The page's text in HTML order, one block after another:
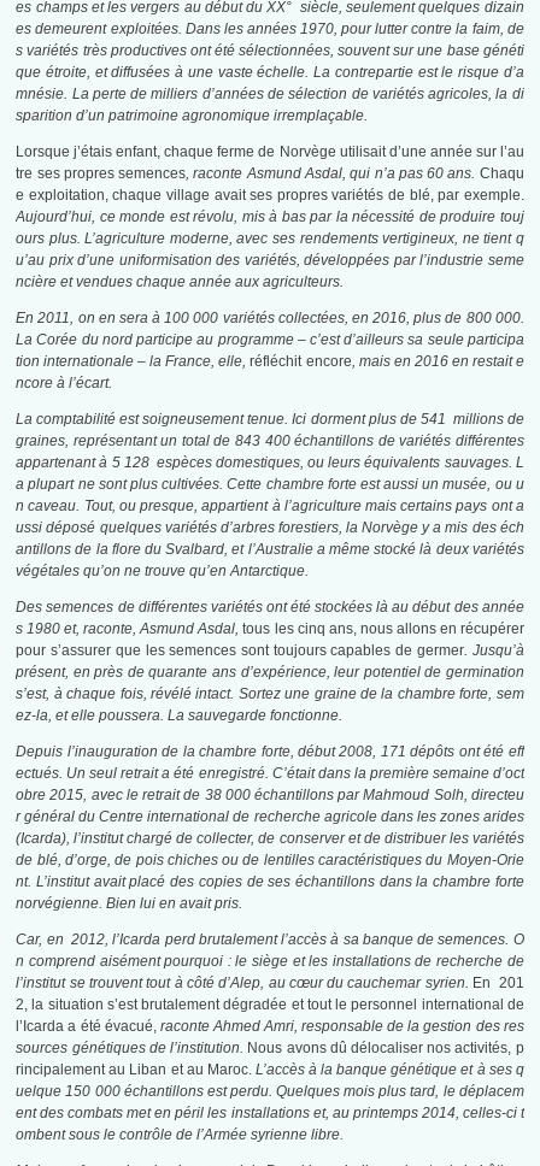
es champs et les vergers au début du XX° siècle, seulement quelques dizain
es demeurent exploitées. Dans les années 1970, pour lutter contre la faim, de
s variétés très productives ont été sélectionnées, souvent sur une base généti
que étroite, et diffusées à une vaste échelle. La contrepartie est le risque d’a
mnésie. La perte de milliers d’années de sélection de variétés agricoles, la di
sparition d’un patrimoine agronomique irremplaçable.
Lorsque j’étais enfant, chaque ferme de Norvège utilisait d’une année sur l’au
tre ses propres semences, raconte Asmund Asdal, qui n’a pas 60 ans. Chaqu
e exploitation, chaque village avait ses propres variétés de blé, par exemple.
Aujourd’hui, ce monde est révolu, mis à bas par la nécessité de produire touj
ours plus. L’agriculture moderne, avec ses rendements vertigineux, ne tient q
u’au prix d’une uniformisation des variétés, développées par l’industrie seme
ncière et vendues chaque année aux agriculteurs.
En 2011, on en sera à 100 000 variétés collectées, en 2016, plus de 800 000.
La Corée du nord participe au programme – c’est d’ailleurs sa seule participa
tion internationale – la France, elle,réfléchit encore, mais en 2016 en restait e
ncore à l’écart.
La comptabilité est soigneusement tenue. Ici dorment plus de 541 millions de
graines, représentant un total de 843 400 échantillons de variétés différentes
appartenant à 5 128 espèces domestiques, ou leurs équivalents sauvages. L
a plupart ne sont plus cultivées. Cette chambre forte est aussi un musée, ou u
n caveau. Tout, ou presque, appartient à l’agriculture mais certains pays ont a
ussi déposé quelques variétés d’arbres forestiers, la Norvège y a mis des éch
antillons de la flore du Svalbard, et l’Australie a même stocké là deux variétés
végétales qu’on ne trouve qu’en Antarctique.
Des semences de différentes variétés ont été stockées là au début des année
s 1980 et, raconte, Asmund Asdal,tous les cinq ans, nous allons en récupérer
pour s’assurer que les semences sont toujours capables de germer. Jusqu’à
présent, en près de quarante ans d’expérience, leur potentiel de germination
s’est, à chaque fois, révélé intact. Sortez une graine de la chambre forte, sem
ez-la, et elle poussera. La sauvegarde fonctionne.
Depuis l’inauguration de la chambre forte, début 2008, 171 dépôts ont été eff
ectués. Un seul retrait a été enregistré. C’était dans la première semaine d’oct
obre 2015, avec le retrait de 38 000 échantillons par Mahmoud Solh, directeu
r général du Centre international de recherche agricole dans les zones arides
(Icarda), l’institut chargé de collecter, de conserver et de distribuer les variétés
de blé, d’orge, de pois chiches ou de lentilles caractéristiques du Moyen-Orie
nt. L’institut avait placé des copies de ses échantillons dans la chambre forte
norvégienne. Bien lui en avait pris.
Car, en 2012, l’Icarda perd brutalement l’accès à sa banque de semences. O
n comprend aisément pourquoi : le siège et les installations de recherche de
l’institut se trouvent tout à côté d’Alep, au cœur du cauchemar syrien. En 201
2, la situation s’est brutalement dégradée et tout le personnel international de
l’Icarda a été évacué, raconte Ahmed Amri, responsable de la gestion des res
sources génétiques de l’institution. Nous avons dû délocaliser nos activités, p
rincipalement au Liban et au Maroc. L’accès à la banque génétique et à ses q
uelque 150 000 échantillons est perdu. Quelques mois plus tard, le déplacem
ent des combats met en péril les installations et, au printemps 2014, celles-ci t
ombent sous le contrôle de l’Armée syrienne libre.